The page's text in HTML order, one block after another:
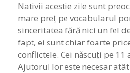
Nativii acestie zile sunt
mare preţ pe vocabularul
sinceritatea fără nici un fel
fapt, ei sunt chiar foarte
conflictele. Cei născuţi pe
Ajutorul lor este necesar